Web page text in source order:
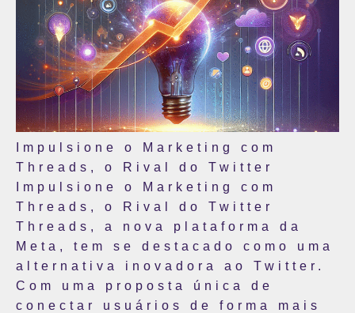
Impulsione o Marketing com
Threads, o Rival do Twitter
Impulsione o Marketing com
Threads, o Rival do Twitter
Threads, a nova plataforma da
Meta, tem se destacado como uma
alternativa inovadora ao Twitter.
Com uma proposta única de
conectar usuários de forma mais